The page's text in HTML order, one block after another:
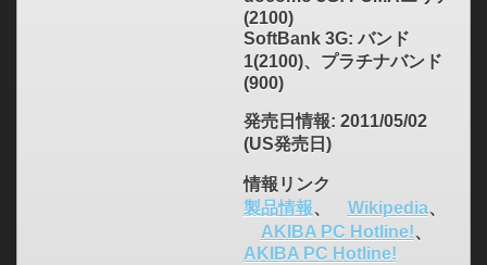
(2100)
SoftBank 3G: バンド
1(2100)、プラチナバンド
(900)
発売日情報: 2011/05/02
(US発売日)
情報リンク
製品情報、 Wikipedia、
AKIBA PC Hotline!、
AKIBA PC Hotline!